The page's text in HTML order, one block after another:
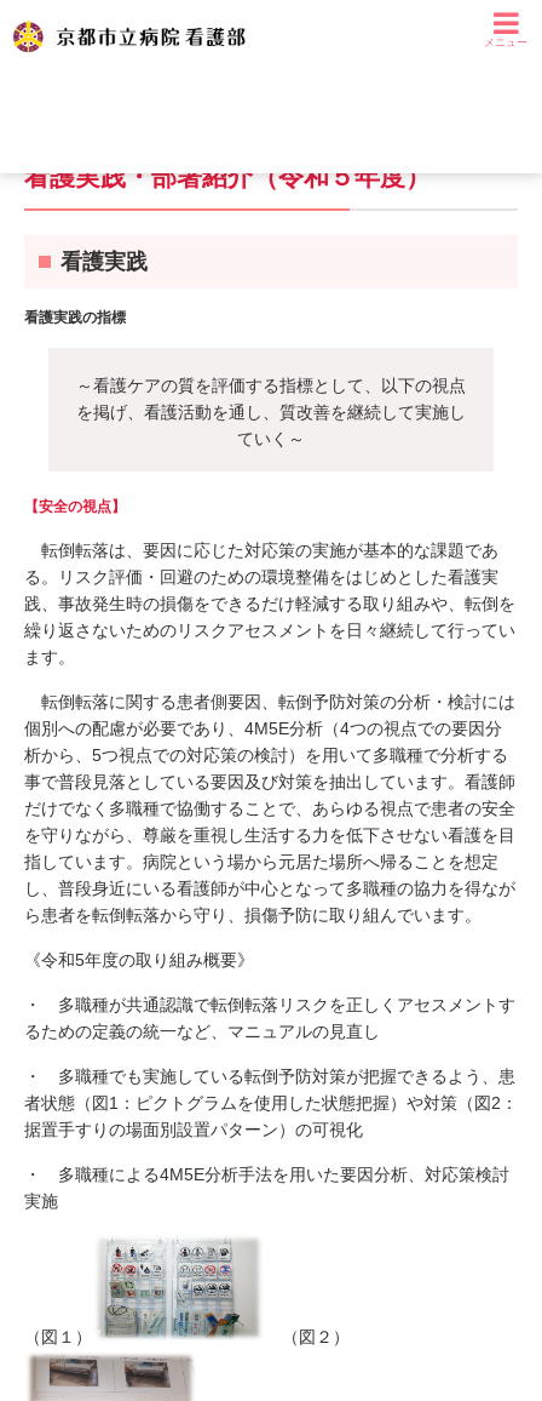
メニュー
看護実践・部署紹介（令和５年度）
看護実践
看護実践の指標
～看護ケアの質を評価する指標として、以下の視点
を掲げ、看護活動を通し、質改善を継続して実施し
ていく～
【安全の視点】
転倒転落は、要因に応じた対応策の実施が基本的な課題であ
る。リスク評価・回避のための環境整備をはじめとした看護実
践、事故発生時の損傷をできるだけ軽減する取り組みや、転倒を
繰り返さないためのリスクアセスメントを日々継続して行ってい
ます。
転倒転落に関する患者側要因、転倒予防対策の分析・検討には
個別への配慮が必要であり、4M5E分析（4つの視点での要因分
析から、5つ視点での対応策の検討）を用いて多職種で分析する
事で普段見落としている要因及び対策を抽出しています。看護師
だけでなく多職種で協働することで、あらゆる視点で患者の安全
を守りながら、尊厳を重視し生活する力を低下させない看護を目
指しています。病院という場から元居た場所へ帰ることを想定
し、普段身近にいる看護師が中心となって多職種の協力を得なが
ら患者を転倒転落から守り、損傷予防に取り組んでいます。
《令和5年度の取り組み概要》
・ 多職種が共通認識で転倒転落リスクを正しくアセスメントす
るための定義の統一など、マニュアルの見直し
・ 多職種でも実施している転倒予防対策が把握できるよう、患
者状態（図1：ピクトグラムを使用した状態把握）や対策（図2：
据置手すりの場面別設置パターン）の可視化
・ 多職種による4M5E分析手法を用いた要因分析、対応策検討
実施
（図１） （図２）